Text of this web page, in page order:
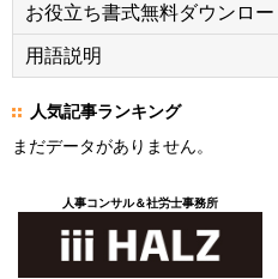
お役立ち書式無料ダウンロー
用語説明
人気記事ランキング
まだデータがありません。
人事コンサル＆社労士事務所